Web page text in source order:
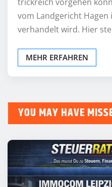
trickreich vorgehen
vom Landgericht
verhandelt wird. Hier
MEHR ERFAHREN
YOU MAY HAVE